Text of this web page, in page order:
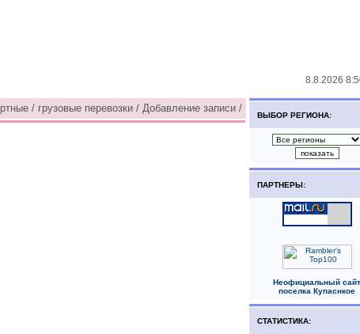
8.8.2026
/ грузовые перевозки / Добавление записи /
ВЫБОР РЕГИОНА:
ПАРТНЕРЫ:
Неофициальный сайт
поселка Купаснкое
СТАТИСТИКА: